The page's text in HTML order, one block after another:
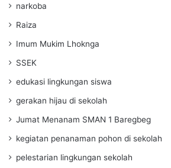
narkoba
Raiza
Imum Mukim Lhoknga
SSEK
edukasi lingkungan siswa
gerakan hijau di sekolah
Jumat Menanam SMAN 1 Baregbeg
kegiatan penanaman pohon di sekolah
pelestarian lingkungan sekolah